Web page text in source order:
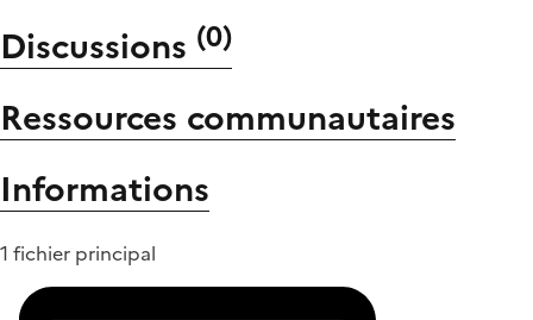
Discussions (0)
Ressources communautaires
Informations
1 fichier principal